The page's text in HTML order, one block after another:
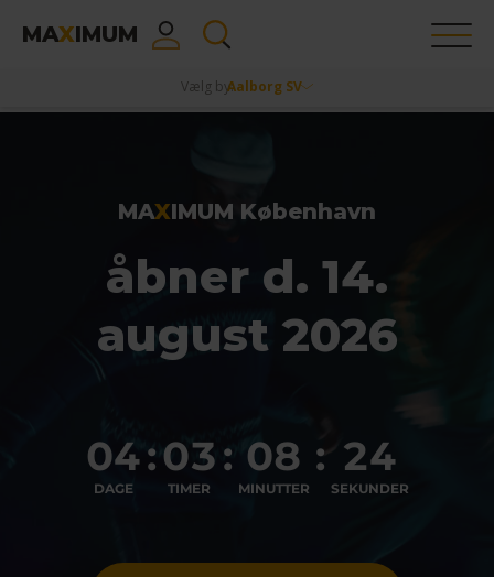
MAXIMUM
Vælg by:Aalborg SV
MAXIMUM København
åbner d. 14.
august 2026
04
DAGE
:03
TIMER
: 08
MINUTTER
: 24
SEKUNDER